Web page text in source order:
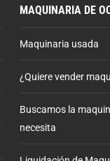
MAQUINARIA DE
Maquinaria usada
¿Quiere vender
Buscamos la
necesita